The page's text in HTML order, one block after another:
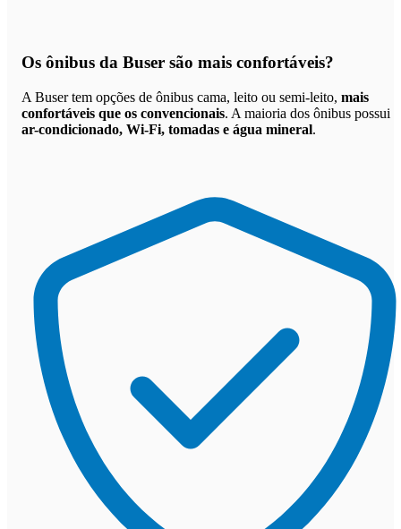
Os ônibus da Buser são mais confortáveis?
A Buser tem opções de ônibus cama, leito ou semi-leito, mais
confortáveis que os convencionais. A maioria dos ônibus possui
ar-condicionado, Wi-Fi, tomadas e água mineral.